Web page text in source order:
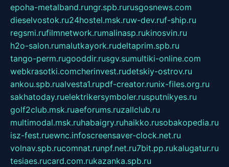
epoha-metalband.rungr.spb.rurusgosnews.com
dieselvostok.ru24hostel.msk.ruw-dev.ruf-ship.ru
regsmi.rufilmnetwork.rumalinasp.rukinosvin.ru
h2o-salon.rumalutkayork.rudeltaprim.spb.ru
tango-perm.rugooddir.rusgv.sumultiki-online.com
webkrasotki.comcherinvest.rudetskiy-ostrov.ru
ankou.spb.rualvesta1.rupdf-creator.runix-files.org.ru
sakhatoday.ruelektrikersymboler.rusputnikyes.ru
golf2club.msk.ruaeforums.ruzallclub.ru
multimodal.msk.ruhabaigry.ruhaikko.rusobakopedia.ru
isz-fest.ruewnc.infoscreensaver-clock.net.ru
volnav.spb.rucomnat.runpf.net.ru7bit.pp.rukalugatur.ru
tesiaes.rucard.com.rukazanka.spb.ru